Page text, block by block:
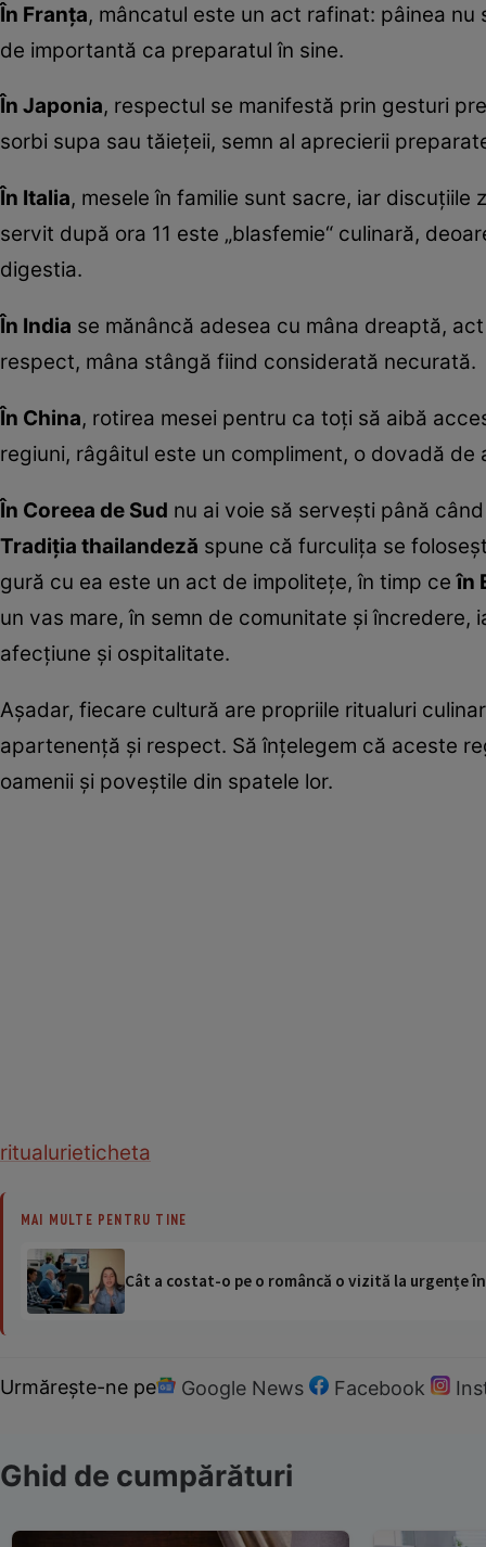
În Franța, mâncatul este un act rafinat: pâinea
de importantă ca preparatul în sine.
În Japonia, respectul se manifestă prin gesturi
sorbi supa sau tăiețeii, semn al aprecierii
În Italia, mesele în familie sunt sacre, iar
servit după ora 11 este „blasfemie“ culinară,
digestia.
În India se mănâncă adesea cu mâna dreaptă,
respect, mâna stângă fiind considerată necurată.
În China, rotirea mesei pentru ca toți să aibă
regiuni, râgâitul este un compliment, o dovadă
În Coreea de Sud nu ai voie să servești până
Tradiția thailandeză spune că furculița se
gură cu ea este un act de impolitețe, în timp ceîn
un vas mare, în semn de comunitate și
afecțiune și ospitalitate.
Așadar, fiecare cultură are propriile ritualuri
apartenență și respect. Să înțelegem că aceste
oamenii și poveștile din spatele lor.
ritualurieticheta
MAI MULTE PENTRU TINE
Cât a costat-o pe o româncă o vizită la urgențe
Urmărește-ne pe Google News Facebook
Ghid de cumpărături